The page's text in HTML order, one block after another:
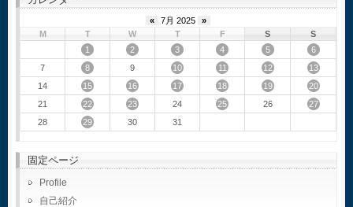
« 7月 2025
»
M
T W T F S
S
1
2 3 4 5
6
7
8 9 10 11 12
13
14
15 16 17 18 19
20
21
22 23 24 25 26
27
28
29 30 31
固定ページ
Profile
自己紹介